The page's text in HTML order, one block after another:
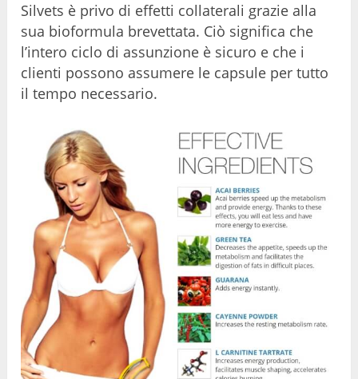
Silvets è privo di effetti collaterali grazie alla
sua bioformula brevettata. Ciò significa che
l’intero ciclo di assunzione è sicuro e che i
clienti possono assumere le capsule per tutto
il tempo necessario.